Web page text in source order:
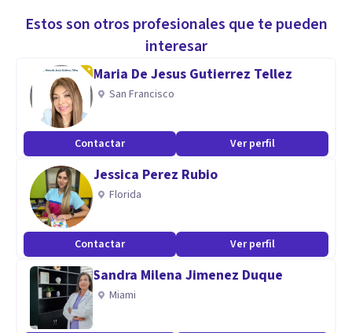
Esto nos indica que es momento de buscar ayuda.
Yo estoy para apoyarte a encontrar juntos soluciones, la
terapia cognitivo conductual es un trabajo que hacemos en
conjunto para resolver los orígenes de estos y otros
problemas.
Te invito a darnos la oportunidadcde trabajarlo juntos por
tu bienestar y el cuidado de tu dignidad, tu salud y tu
presente.
Especialidad
Soy un profesional especializado en trauma, depresión,
ansiedad, trastorno límite de la personalidad, bipolaridad,
suicidio, entre otros problemas en el campo clínico con
más de 30 años de experiencia.
Estos son otros profesionales que te pueden
interesar
Maria De Jesus Gutierrez Tellez
San Francisco
Contactar Ver perfil
Jessica Perez Rubio
Florida
Contactar Ver perfil
Sandra Milena Jimenez Duque
Miami